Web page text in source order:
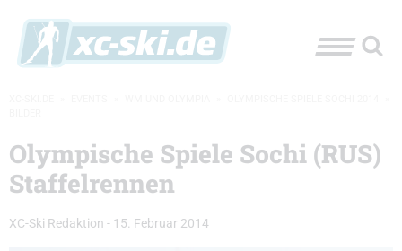
Olympische Spiele Sochi (RUS)
Staffelrennen
XC-Ski Redaktion - 15. Februar 2014